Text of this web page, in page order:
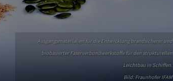
Ausgangsmaterialien für die Entwicklung brandsicherer und
biobasierter Faserverbundwerkstoffe für den strukturellen
Leichtbau in Schiffen.
Bild: Fraunhofer IFAM